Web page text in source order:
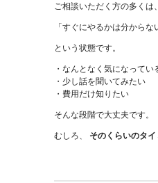
ご相談いただく方の多くは、
「すぐにやるかは分からな
という状態です。
・なんとなく気になってい
・少し話を聞いてみたい
・費用だけ知りたい
そんな段階で大丈夫です。
むしろ、 そのくらいのタ